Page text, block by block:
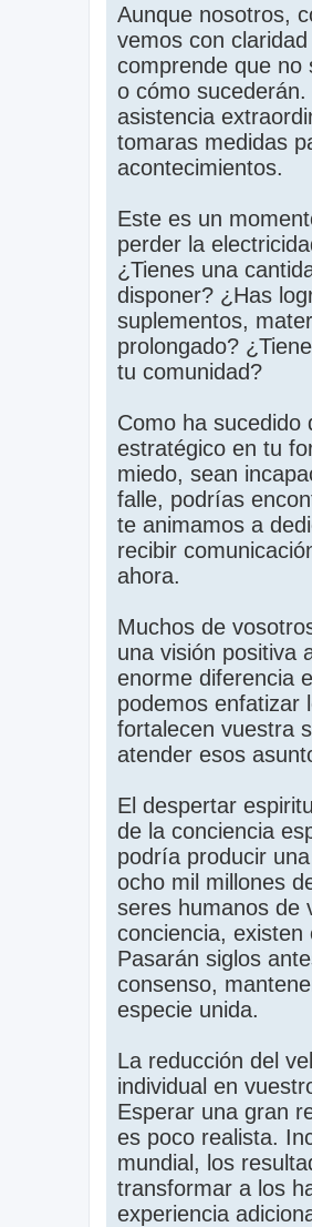
Aunque nosotros,
vemos con
comprende que no
o cómo
asistencia
tomaras medidas
acontecimientos.
Este es un
perder la
¿Tienes una
disponer? ¿Has
suplementos,
prolongado?
tu comunidad?
Como ha sucedido
estratégico en tu
miedo, sean
falle, podrías
te animamos a
recibir
ahora.
Muchos de
una visión positiva
enorme diferencia
podemos enfatizar
fortalecen vuestra
atender esos
El despertar
de la conciencia
podría producir
ocho mil millones
seres humanos de
conciencia, existen
Pasarán siglos
consenso,
especie unida.
La reducción del
individual en
Esperar una gran
es poco realista.
mundial, los
transformar a los
experiencia